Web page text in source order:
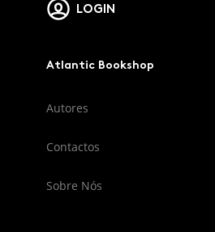
LOGIN
Atlantic Bookshop
Autores
Contactos
Sobre Nós